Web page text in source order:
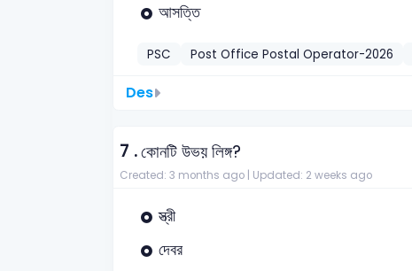
আসত্তি
PSC Post Office Postal Operator-2026
Des
7 .কোনটি উভয় লিঙ্গ?
Created: 3 months ago | Updated: 2 weeks ago
স্ত্রী
দেবর